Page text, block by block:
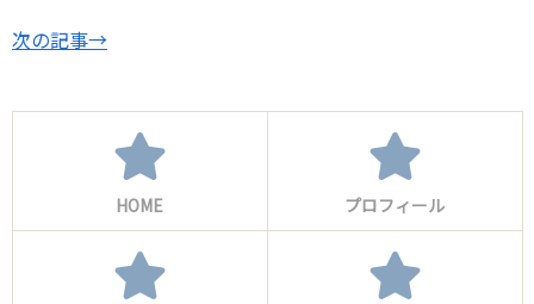
次の記事→
HOME プロフィール